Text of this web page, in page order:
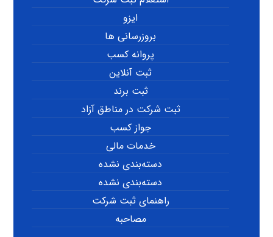
ایزو
بروزرسانی ها
پروانه کسب
ثبت آنلاین
ثبت برند
ثبت شرکت در مناطق آزاد
جواز کسب
خدمات مالی
دسته‌بندی نشده
دسته‌بندی نشده
راهنمای ثبت شرکت
مصاحبه